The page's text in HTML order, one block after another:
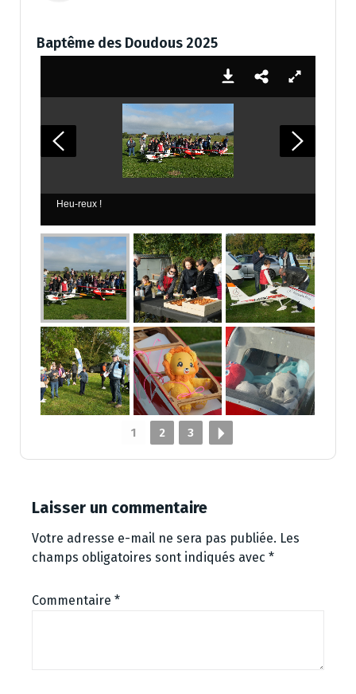
Baptême des Doudous 2025
Heu-reux !
1 2 3
Laisser un commentaire
Votre adresse e-mail ne sera pas publiée. Les
champs obligatoires sont indiqués avec *
Commentaire *